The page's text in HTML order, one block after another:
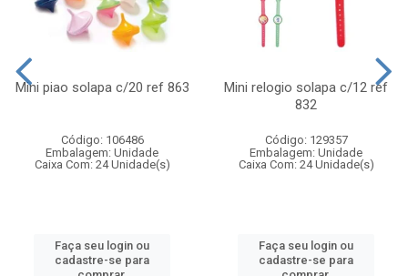
Mini piao solapa c/20 ref 863
Código: 106486
Embalagem: Unidade
Caixa Com: 24 Unidade(s)
Faça seu login ou
cadastre-se para
Mini relogio solapa c/12 ref
832
Código: 129357
Embalagem: Unidade
Caixa Com: 24 Unidade(s)
Faça seu login ou
cadastre-se para